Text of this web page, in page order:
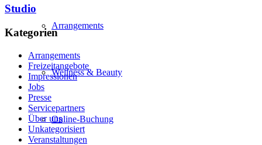
Arrangements
Wellness & Beauty
Online-Buchung
Studio
Kategorien
Arrangements
Freizeitangebote
Impressionen
Jobs
Presse
Servicepartners
Über uns
Unkategorisiert
Veranstaltungen